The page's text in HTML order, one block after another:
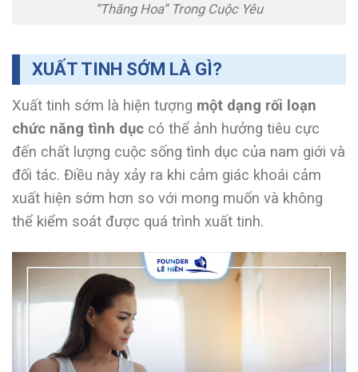
“Thăng Hoa” Trong Cuộc Yêu
XUẤT TINH SỚM LÀ GÌ?
Xuất tinh sớm là hiện tượng một dạng rối loạn
chức năng tình dục có thể ảnh hưởng tiêu cực
đến chất lượng cuộc sống tình dục của nam giới và
đối tác. Điều này xảy ra khi cảm giác khoái cảm
xuất hiện sớm hơn so với mong muốn và không
thể kiểm soát được quá trình xuất tinh.